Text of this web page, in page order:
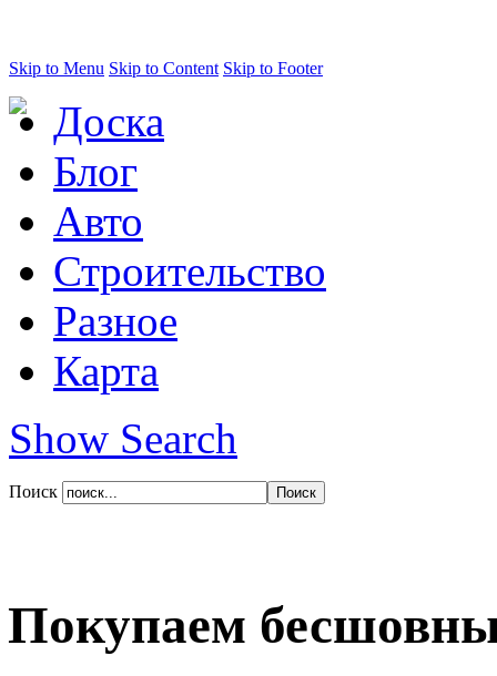
Skip to Menu Skip to Content Skip to Footer
Доска
Блог
Авто
Строительство
Разное
Карта
Show Search
Поиск
Покупаем